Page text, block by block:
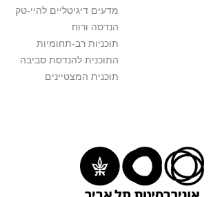
מדעים דיגיטליים להיי-טק
הנדסה ורוח
תוכניות רב-תחומיות
התוכנית להנדסת סביבה
תוכנית המצטיינים